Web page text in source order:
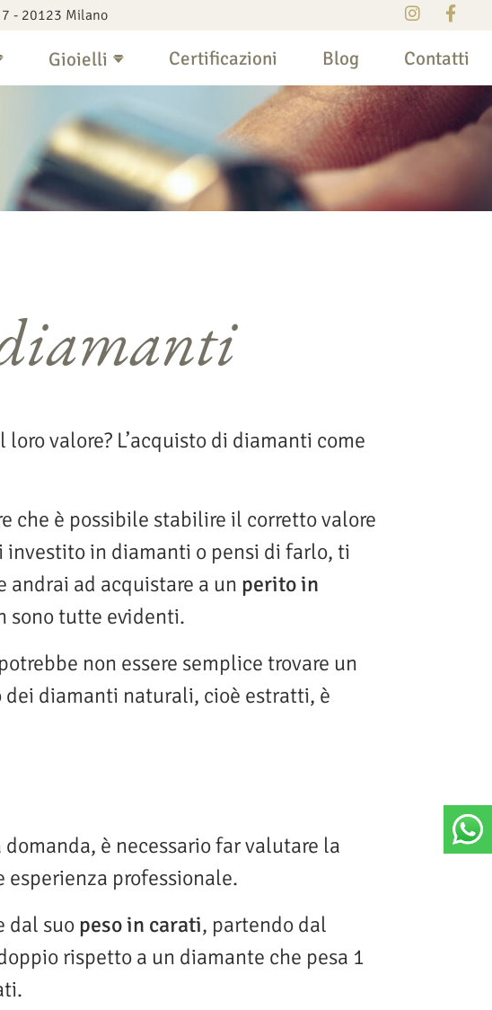
- 20123 Milano
Gioielli Certificazioni Blog Contatti
valore? L’acquisto di diamanti come
che è possibile stabilire il corretto valore
in diamanti o pensi di farlo, ti
andrai ad acquistare a un perito in
sono tutte evidenti.
non essere semplice trovare un
diamanti naturali, cioè estratti, è
è necessario far valutare la
professionale.
dal suo peso in carati, partendo dal
rispetto a un diamante che pesa 1